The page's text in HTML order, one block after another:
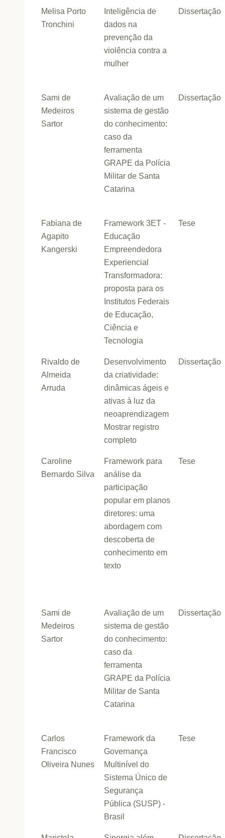
Melisa Porto
Tronchini
Inteligência de
dados na
prevenção da
violência contra a
mulher
Dissertação
Sami de
Medeiros
Sartor
Avaliação de um
sistema de gestão
do conhecimento:
caso da
ferramenta
GRAPE da Polícia
Militar de Santa
Catarina
Dissertação
Fabiana de
Agapito
Kangerski
Framework 3ET -
Educação
Empreendedora
Experiencial
Transformadora:
proposta para os
Institutos Federais
de Educação,
Ciência e
Tecnologia
Tese
Rivaldo de
Almeida
Arruda
Desenvolvimento
da criatividade:
dinâmicas ágeis e
ativas à luz da
neoaprendizagem
Mostrar registro
completo
Dissertação
Caroline
Bernardo Silva
Framework para
análise da
participação
popular em planos
diretores: uma
abordagem com
descoberta de
conhecimento em
texto
Tese
Sami de
Medeiros
Sartor
Avaliação de um
sistema de gestão
do conhecimento:
caso da
ferramenta
GRAPE da Polícia
Militar de Santa
Catarina
Dissertação
Carlos
Francisco
Oliveira Nunes
Framework da
Governança
Multinível do
Sistema Único de
Segurança
Pública (SUSP) -
Brasil
Tese